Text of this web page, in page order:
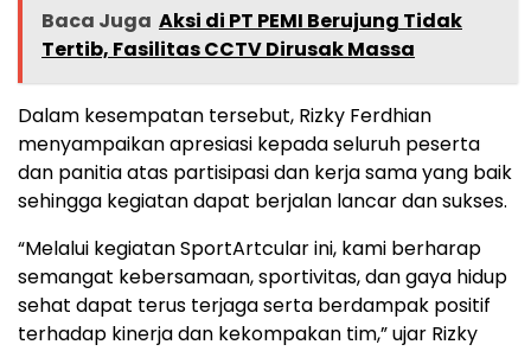
Baca Juga Aksi di PT PEMI Berujung Tidak
Tertib, Fasilitas CCTV Dirusak Massa
Dalam kesempatan tersebut, Rizky Ferdhian
menyampaikan apresiasi kepada seluruh peserta
dan panitia atas partisipasi dan kerja sama yang baik
sehingga kegiatan dapat berjalan lancar dan sukses.
“Melalui kegiatan SportArtcular ini, kami berharap
semangat kebersamaan, sportivitas, dan gaya hidup
sehat dapat terus terjaga serta berdampak positif
terhadap kinerja dan kekompakan tim,” ujar Rizky